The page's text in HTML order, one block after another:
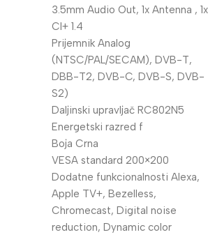
3.5mm Audio Out, 1x Antenna , 1x
CI+ 1.4
Prijemnik Analog
(NTSC/PAL/SECAM), DVB-T,
DBB-T2, DVB-C, DVB-S, DVB-
S2)
Daljinski upravljač RC802N5
Energetski razred f
Boja Crna
VESA standard 200×200
Dodatne funkcionalnosti Alexa,
Apple TV+, Bezelless,
Chromecast, Digital noise
reduction, Dynamic color